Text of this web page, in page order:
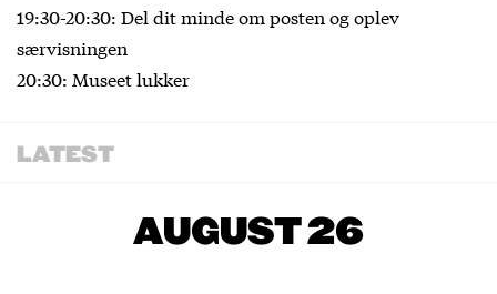
19:30-20:30: Del dit minde om posten og oplev
særvisningen
20:30: Museet lukker
LATEST
AUGUST 26